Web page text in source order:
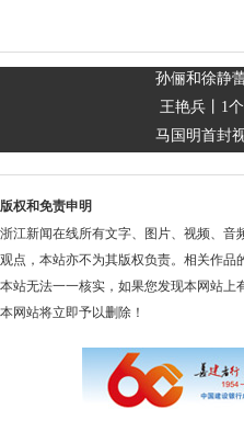
孙俪和徐静
王艳兵丨1
马国明首封
版权和免责申明
浙江新闻在线所有文字、图片、视频、
观点，本站亦不为其版权负责。相关作
本站无法一一核实，如果您发现本网站上
本网站将立即予以删除！